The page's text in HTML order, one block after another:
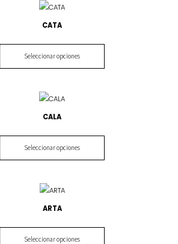
CATA
Seleccionar opciones
CALA
Seleccionar opciones
ARTA
Seleccionar opciones